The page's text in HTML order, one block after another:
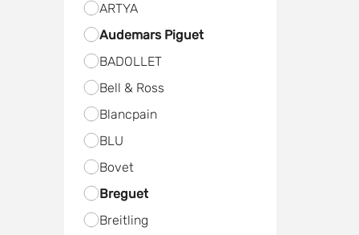
ARTYA
Audemars Piguet
BADOLLET
Bell & Ross
Blancpain
BLU
Bovet
Breguet
Breitling